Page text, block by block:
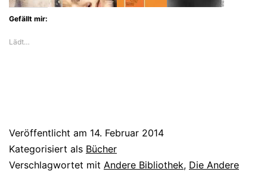
weltweiten
Gefällt mir:
Lädt…
Veröffentlicht am 14. Februar 2014
Kategorisiert als Bücher
Verschlagwortet mit Andere Bibliothek, Die Andere